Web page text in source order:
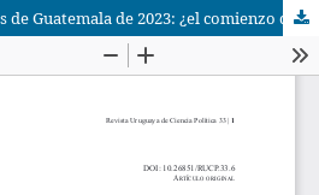
Las elecciones generales de Guatemala de 2023: ¿el comienzo de una nueva primavera?